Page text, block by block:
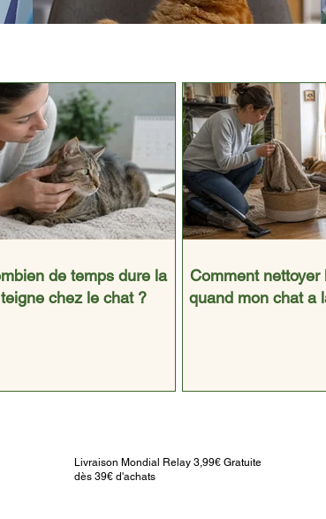
de temps dure la
teigne chez le chat ?
Comment nettoyer
quand mon chat a
Livraison Mondial Relay 3,99€ Gratuite
dès 39€ d'achats